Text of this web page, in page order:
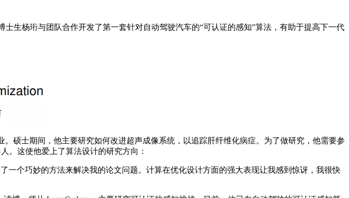
杨珩与团队合作开发了第一套针对自动驾驶汽车的“可认证的感知”算法，有助于提高下一代
士期间，他主要研究如何改进超声成像系统，以追踪肝纤维化病症。为了做研究，他需要参
。这使他爱上了算法设计的研究方向：
个巧妙的方法来解决我的论文问题。计算在优化设计方面的强大表现让我感到惊讶，我很快